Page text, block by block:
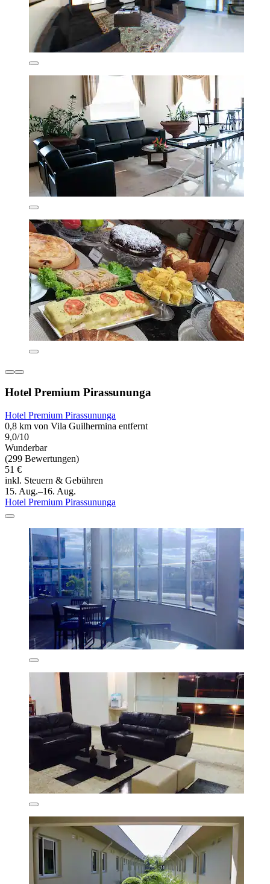
Hotel Premium Pirassununga
Hotel Premium Pirassununga
0,8 km von Vila Guilhermina entfernt
9,0/10
Wunderbar
(299 Bewertungen)
51 €
inkl. Steuern & Gebühren
15. Aug.–16. Aug.
Hotel Premium Pirassununga